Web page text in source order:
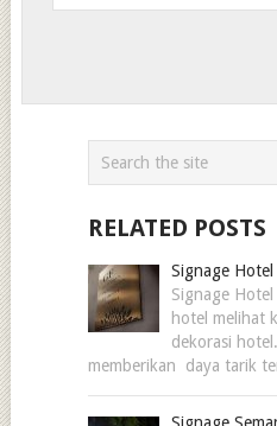
RELATED POSTS
Signage Hotel
Signage
hotel melihat
dekorasi
memberikan daya tarik